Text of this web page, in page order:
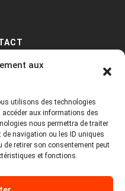
aux
utilisons des technologies
aux informations des
nous permettra de traiter
navigation ou les ID uniques
de retirer son consentement peut
et fonctions.
Belle-Île - 56400